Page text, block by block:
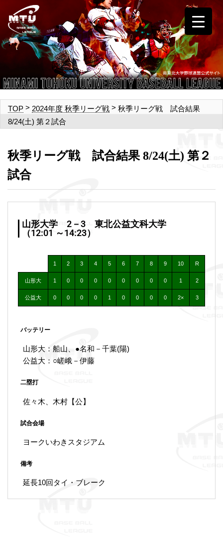
TOP > 2024年度 秋季リーグ戦 > 秋季リーグ戦 試合結果
8/24(土) 第２試合
秋季リーグ戦 試合結果 8/24(土) 第２
試合
山形大学 2－3 東北公益文科大学
（12:01 ～14:23）
1 2 3 4 5 6 7 8 9 10 R
山形大 1 0 0 0 0 0 0 0 0 1 2
公益大 0 0 0 0 1 0 0 0 0 2× 3
バッテリー
山形大：船山、●名和－千葉(陽)
公益大：○嵯峨－伊藤
二塁打
佐々木、木村【公】
試合会場
ヨークいわきスタジアム
備考
延長10回タイ・ブレーク